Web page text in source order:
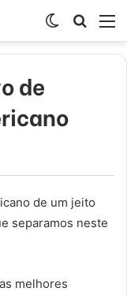
por
Switch
skin
de
de um jeito
separamos neste
melhores